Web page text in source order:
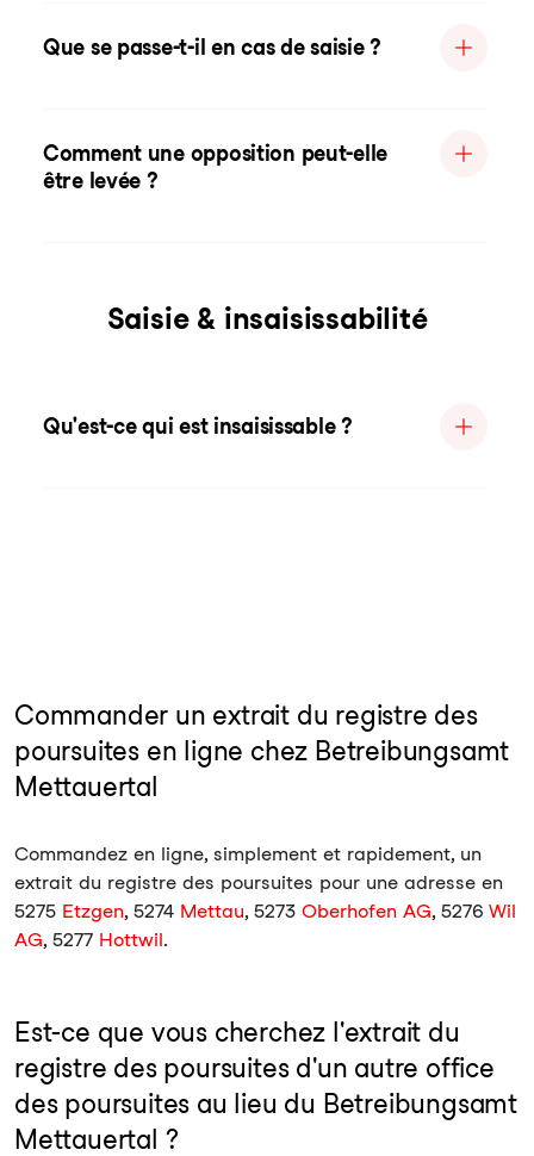
Que se passe-t-il en cas de saisie ?
Comment une opposition peut-elle
être levée ?
Saisie & insaisissabilité
Qu'est-ce qui est insaisissable ?
Commander un extrait du registre des
poursuites en ligne chez Betreibungsamt
Mettauertal
Commandez en ligne, simplement et rapidement, un
extrait du registre des poursuites pour une adresse en
5275 Etzgen, 5274 Mettau, 5273 Oberhofen AG, 5276 Wil
AG, 5277 Hottwil.
Est-ce que vous cherchez l'extrait du
registre des poursuites d'un autre office
des poursuites au lieu du Betreibungsamt
Mettauertal ?